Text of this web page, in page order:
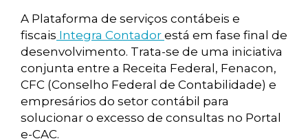
A Plataforma de serviços contábeis e
fiscais Integra Contador está em fase final de
desenvolvimento. Trata-se de uma iniciativa
conjunta entre a Receita Federal, Fenacon,
CFC (Conselho Federal de Contabilidade) e
empresários do setor contábil para
solucionar o excesso de consultas no Portal
e-CAC.